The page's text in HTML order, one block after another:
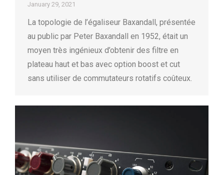
January 29, 2021
La topologie de l’égaliseur Baxandall, présentée
au public par Peter Baxandall en 1952, était un
moyen très ingénieux d’obtenir des filtre en
plateau haut et bas avec option boost et cut
sans utiliser de commutateurs rotatifs coûteux.